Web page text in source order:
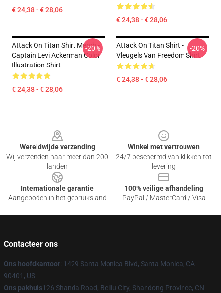
€ 24,38 - € 28,06
€ 24,38 - € 28,06
Attack On Titan Shirt Merch -
Captain Levi Ackerman Color
Illustration Shirt
€ 24,38 - € 28,06
-20%
Attack On Titan Shirt -
Vleugels Van Freedom Shirt
€ 24,38 - € 28,06
-20%
Wereldwijde verzending
Wij verzenden naar meer dan 200
landen
Winkel met vertrouwen
24/7 beschermd van klikken tot
levering
Internationale garantie
Aangeboden in het gebruiksland
100% veilige afhandeling
PayPal / MasterCard / Visa
Contacteer ons
Ons hoofdkantoor: 1429 Santa Monica Blvd, Santa Monica, CA
90401, US
Ons pakhuis126 Shanda Road, Beiliu City, Shandong Province, CN